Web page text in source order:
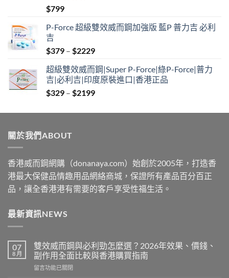
評分
滿分 5
$799
P-Force 超級雙效威而鋼加強版 藍P 普力吉 必利
吉
$379 – $2229Price
$379
through
$2229
超級雙效威而鋼|Super P-Force|綠P-Force|普力
吉|必利吉|印度原裝進口|香港正品
$329 – $2199Price
$329
關於我們ABOUT
香港威而鋼網購（donanaya.com）始創於2005年，打造香
港最大保健品情趣用品網絡商城，保證所有產品百分百正
品，讓全香港港有需要的客戶享受性福生活。
最新資訊NEWS
07
8 月
雙效威而鋼與必利勁怎麼選？2026年效果、價錢、
副作用全面比較與香港購買指南
在
留言功能已關閉